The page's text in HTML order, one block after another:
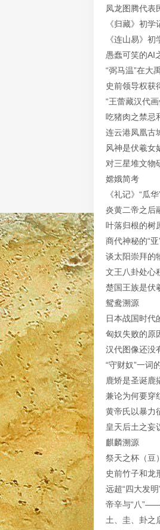
凤龙图腾代表
《归藏》初学
《连山易》初
愚蠢可笑的AI
“弼马温”在
史前领导权获
“王蕾藏汉代
吃猪肉之禁忌
连云港凤凰古
风神是伏羲女
对三星堆文物
嫦娥简考
《礼记》“瓜
炎黄二帝之后
叶落归根的树
商代神秘的“
谈太阳崇拜
文王八卦处
楚国王族是伏
鸳鸯溯源
日本战国时代
匈奴失败的原
汉代图像还没
“守财奴”一词
鹿矫是圣诞鹿
兼论为何要穿
黄帝氏以暴
皇天后土之
麒麟溯源
祭天之杯（
史前竹子和龙
远超“四大发
帝辛与“八
土、圭、卦之